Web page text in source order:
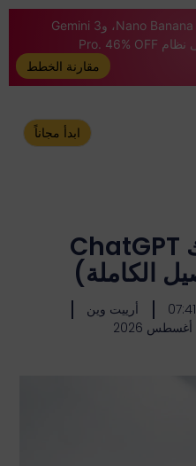
Claude Opus 4.6، وSora 2، وNano Banana Pro، وGemini 3
مقارنة الخطط
ابدأ مجاناً
خطط اشتراك ChatGPT
07:41
أرييت وين